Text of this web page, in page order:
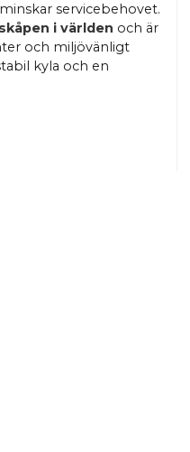
servicebehovet.
i världen och är
och miljövänligt
kyla och en
öppen dörr